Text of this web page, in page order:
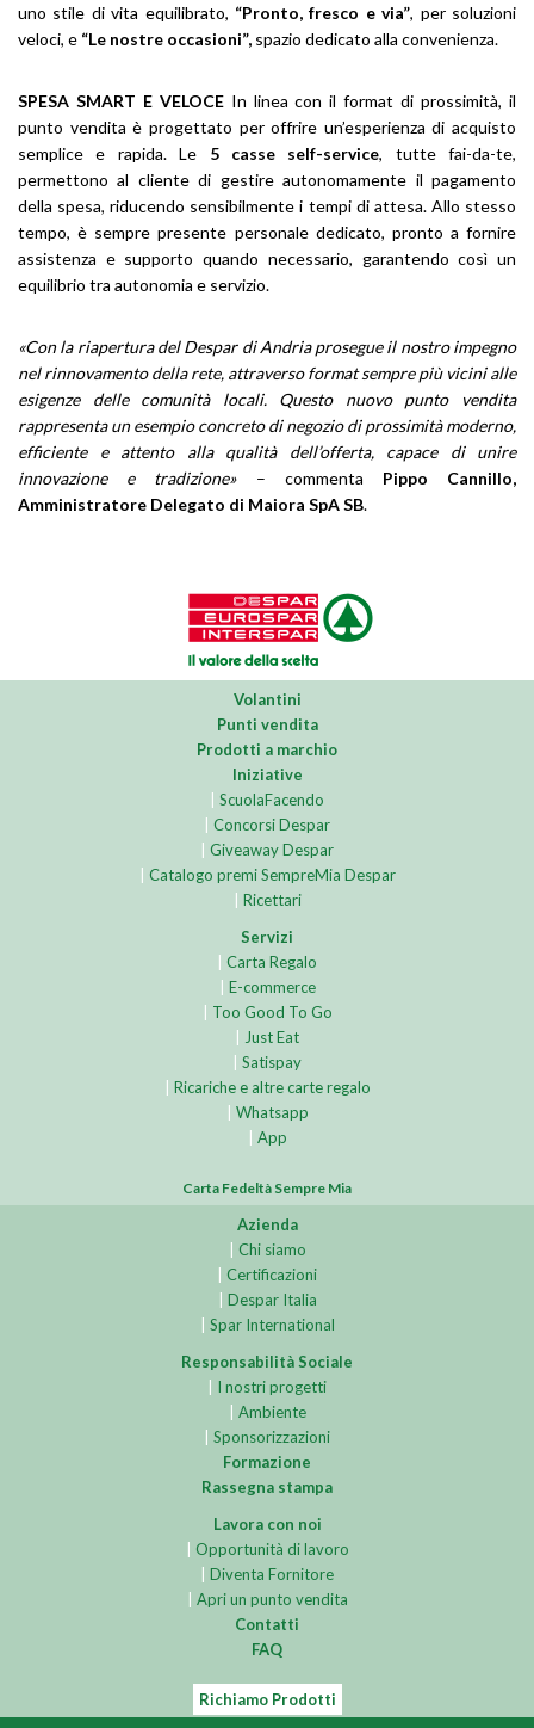
uno stile di vita equilibrato, “Pronto, fresco e via”, per soluzioni
veloci, e “Le nostre occasioni”, spazio dedicato alla convenienza.
SPESA SMART E VELOCEIn linea con il format di prossimità, il
punto vendita è progettato per offrire un’esperienza di acquisto
semplice e rapida. Le 5 casse self-service, tutte fai-da-te,
permettono al cliente di gestire autonomamente il pagamento
della spesa, riducendo sensibilmente i tempi di attesa. Allo stesso
tempo, è sempre presente personale dedicato, pronto a fornire
assistenza e supporto quando necessario, garantendo così un
equilibrio tra autonomia e servizio.
«Con la riapertura del Despar di Andria prosegue il nostro impegno
nel rinnovamento della rete, attraverso format sempre più vicini alle
esigenze delle comunità locali. Questo nuovo punto vendita
rappresenta un esempio concreto di negozio di prossimità moderno,
efficiente e attento alla qualità dell’offerta, capace di unire
innovazione e tradizione»– commenta Pippo Cannillo,
Amministratore Delegato di Maiora SpA SB.
Volantini
Punti vendita
Prodotti a marchio
Iniziative
ScuolaFacendo
Concorsi Despar
Giveaway Despar
Catalogo premi SempreMia Despar
Ricettari
Servizi
Carta Regalo
E-commerce
Too Good To Go
Just Eat
Satispay
Ricariche e altre carte regalo
Whatsapp
App
Carta Fedeltà Sempre Mia
Azienda
Chi siamo
Certificazioni
Despar Italia
Spar International
Responsabilità Sociale
I nostri progetti
Ambiente
Sponsorizzazioni
Formazione
Rassegna stampa
Lavora con noi
Opportunità di lavoro
Diventa Fornitore
Apri un punto vendita
Contatti
FAQ
Richiamo Prodotti